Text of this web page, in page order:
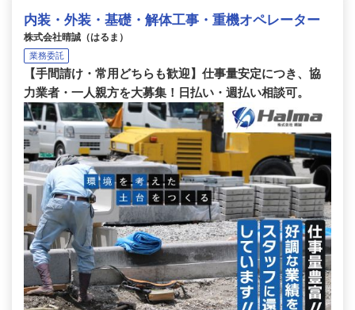
内装・外装・基礎・解体工事・重機オペレーター
株式会社晴誠（はるま）
業務委託
【手間請け・常用どちらも歓迎】仕事量安定につき、協
力業者・一人親方を大募集！日払い・週払い相談可。